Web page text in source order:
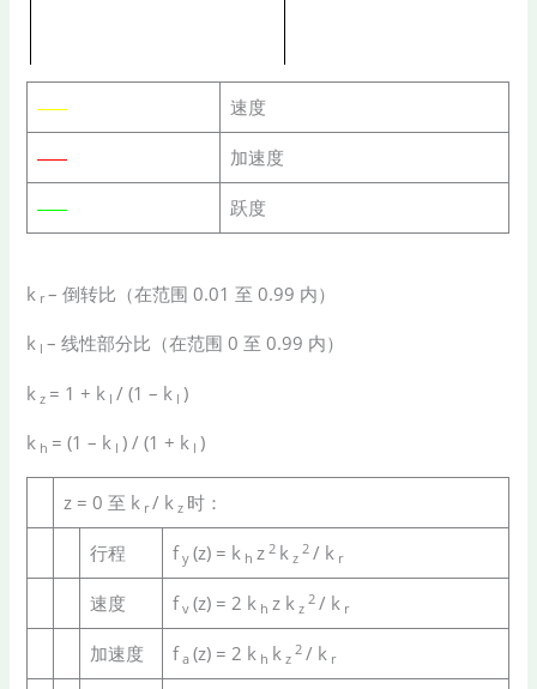
速度
加速度
跃度
k r– 倒转比（在范围 0.01 至 0.99 内）
k l– 线性部分比（在范围 0 至 0.99 内）
k z = 1 + k l/ (1 – k l)
k h = (1 – k l) / (1 + k l)
z = 0 至 kr/ kz 时：
行程 fy (z) = kh z2 kz
2 / kr
速度 fv (z) = 2 kh z kz
2 / kr
加速度 fa (z) = 2 kh kz
2 / kr